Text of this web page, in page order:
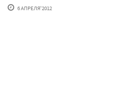
6 АПРЕЛЯ'2012